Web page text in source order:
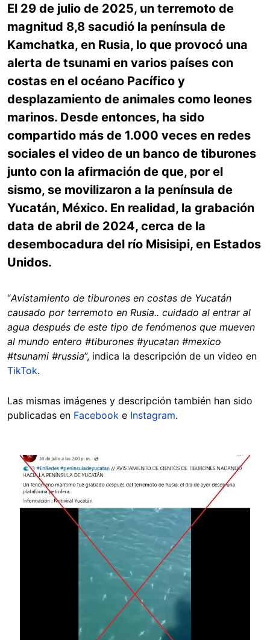
El 29 de julio de 2025, un terremoto de
magnitud 8,8 sacudió la península de
Kamchatka, en Rusia, lo que provocó una
alerta de tsunami en varios países con
costas en el océano Pacífico y
desplazamiento de animales como leones
marinos. Desde entonces, ha sido
compartido más de 1.000 veces en redes
sociales el video de un banco de tiburones
junto con la afirmación de que, por el
sismo, se movilizaron a la península de
Yucatán, México. En realidad, la grabación
data de abril de 2024, cerca de la
desembocadura del río Misisipi, en Estados
Unidos.
“Avistamiento de tiburones en costas de Yucatán
causado por terremoto en Rusia.. cuidado al entrar al
agua después de este tipo de fenómenos que mueven
al mundo entero #tiburones #yucatan #mexico
#tsunami #russia”, indica la descripción de un video en
TikTok.
Las mismas imágenes y descripción también han sido
publicadas en Facebook e Instagram.
Image